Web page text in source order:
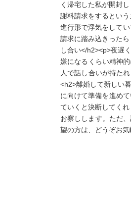
く帰宅した私が開封
謝料請求をするとい
進行形で浮気をして
請求に踏み込きった
し合い</h2><p>夜遅
嫌になるくらい精神
人で話し合いが持た
<h2>離婚して新しい
に向けて準備を進め
ていくと決断してく
お察しします。ただ
望の方は、どうぞお